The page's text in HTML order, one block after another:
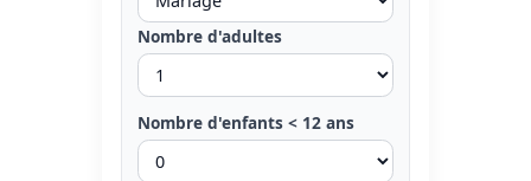
Nombre d'adultes
Nombre d'enfants < 12 ans